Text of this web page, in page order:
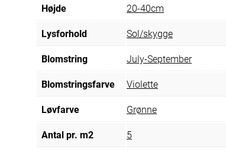
Højde 20-40cm
Lysforhold Sol/skygge
Blomstring July-September
Blomstringsfarve Violette
Løvfarve Grønne
Antal pr. m2 5